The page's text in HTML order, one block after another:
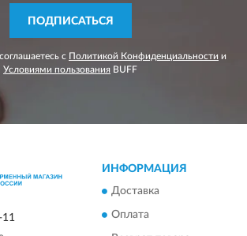
ПОДПИСАТЬСЯ
с Политикой Конфиденциальности и
Условиями пользования BUFF
11
ИНФОРМАЦИЯ
Доставка
Оплата